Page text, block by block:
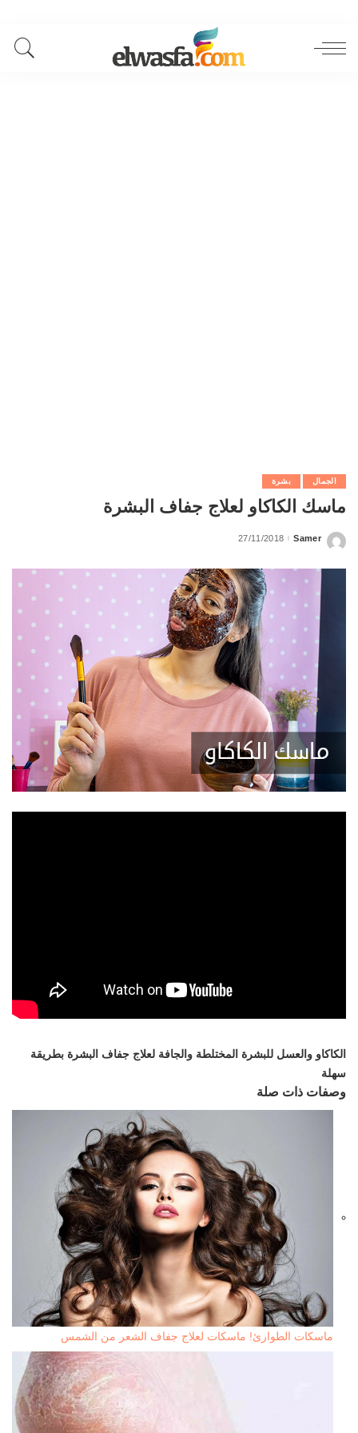
الجمال بشرة
ماسك الكاكاو لعلاج جفاف البشرة
Posted
Samer
27/11/2018
الكاكاو والعسل للبشرة المختلطة والجافة لعلاج جفاف البشرة بطريقة
سهلة
وصفات ذات صلة
ماسكات الطوارئ! ماسكات لعلاج جفاف الشعر من الشمس